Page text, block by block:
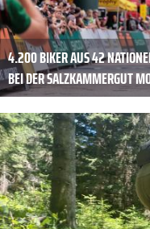
4.200 BIKER AUS 42
BEI DER SALZKAMMERGUT